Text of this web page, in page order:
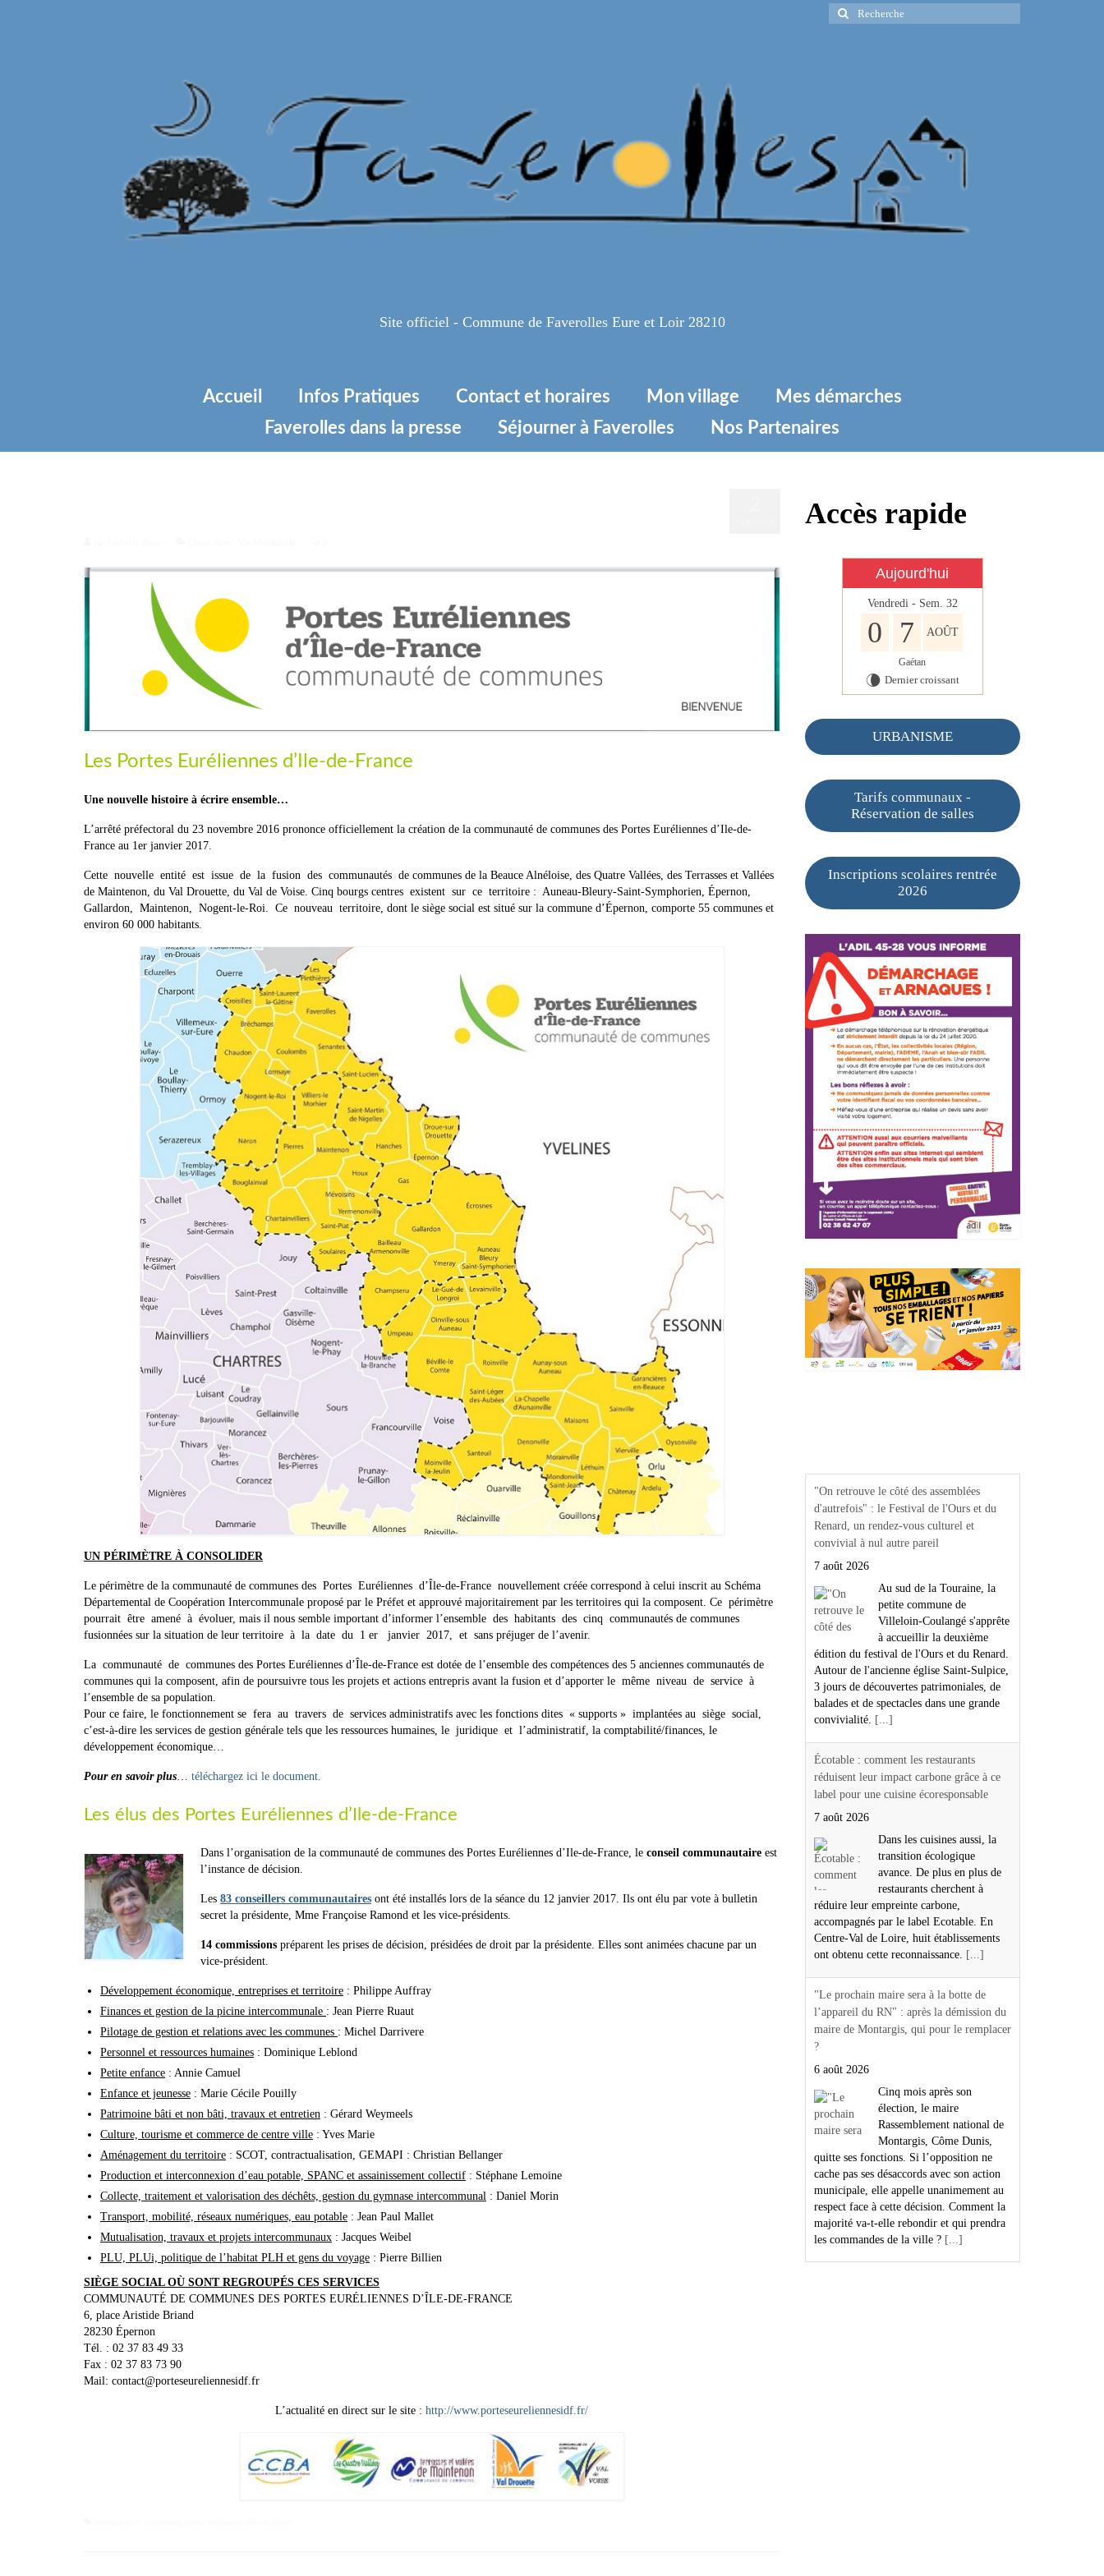
Rechercher
:
Site officiel - Commune de Faverolles Eure et Loir 28210
Accueil Infos Pratiques Contact et horaires Mon village
Mes démarches
Faverolles dans la presse
Séjourner à Faverolles Nos Partenaires
Les Portes Euréliennes d’Ile-de-France
Une nouvelle histoire à écrire ensemble…
L’arrêté préfectoral du 23 novembre 2016 prononce officiellement la création de la communauté de communes des Portes Euréliennes d’Ile-de-
France au 1er janvier 2017.
Cette nouvelle entité est issue de la fusion des communautés de communes de la Beauce Alnéloise, des Quatre Vallées, des Terrasses et Vallées
de Maintenon, du Val Drouette, du Val de Voise. Cinq bourgs centres existent sur ce territoire : Auneau-Bleury-Saint-Symphorien, Épernon,
Gallardon, Maintenon, Nogent-le-Roi. Ce nouveau territoire, dont le siège social est situé sur la commune d’Épernon, comporte 55 communes et
environ 60 000 habitants.
UN PÉRIMÈTRE À CONSOLIDER
Le périmètre de la communauté de communes des Portes Euréliennes d’Île-de-France nouvellement créée correspond à celui inscrit au Schéma
Départemental de Coopération Intercommunale proposé par le Préfet et approuvé majoritairement par les territoires qui la composent. Ce périmètre
pourrait être amené à évoluer, mais il nous semble important d’informer l’ensemble des habitants des cinq communautés de communes
fusionnées sur la situation de leur territoire à la date du 1 er janvier 2017, et sans préjuger de l’avenir.
La communauté de communes des Portes Euréliennes d’Île-de-France est dotée de l’ensemble des compétences des 5 anciennes communautés de
communes qui la composent, afin de poursuivre tous les projets et actions entrepris avant la fusion et d’apporter le même niveau de service à
l’ensemble de sa population.
Pour ce faire, le fonctionnement se fera au travers de services administratifs avec les fonctions dites « supports » implantées au siège social,
c’est-à-dire les services de gestion générale tels que les ressources humaines, le juridique et l’administratif, la comptabilité/finances, le
développement économique…
Pour en savoir plus… téléchargez ici le document.
Les élus des Portes Euréliennes d’Ile-de-France
Dans l’organisation de la communauté de communes des Portes Euréliennes d’Ile-de-France, le conseil communautaire est
l’instance de décision.
Les 83 conseillers communautaires ont été installés lors de la séance du 12 janvier 2017. Ils ont élu par vote à bulletin
secret la présidente, Mme Françoise Ramond et les vice-présidents.
14 commissions préparent les prises de décision, présidées de droit par la présidente. Elles sont animées chacune par un
vice-président.
Développement économique, entreprises et territoire : Philippe Auffray
Finances et gestion de la picine intercommunale : Jean Pierre Ruaut
Pilotage de gestion et relations avec les communes : Michel Darrivere
Personnel et ressources humaines : Dominique Leblond
Petite enfance : Annie Camuel
Enfance et jeunesse : Marie Cécile Pouilly
Patrimoine bâti et non bâti, travaux et entretien : Gérard Weymeels
Culture, tourisme et commerce de centre ville : Yves Marie
Aménagement du territoire : SCOT, contractualisation, GEMAPI : Christian Bellanger
Production et interconnexion d’eau potable, SPANC et assainissement collectif : Stéphane Lemoine
Collecte, traitement et valorisation des déchêts, gestion du gymnase intercommunal : Daniel Morin
Transport, mobilité, réseaux numériques, eau potable : Jean Paul Mallet
Mutualisation, travaux et projets intercommunaux : Jacques Weibel
PLU, PLUi, politique de l’habitat PLH et gens du voyage : Pierre Billien
SIÈGE SOCIAL OÙ SONT REGROUPÉS CES SERVICES
COMMUNAUTÉ DE COMMUNES DES PORTES EURÉLIENNES D’ÎLE-DE-FRANCE
6, place Aristide Briand
28230 Épernon
Tél. : 02 37 83 49 33
Fax : 02 37 83 73 90
Mail: contact@porteseureliennesidf.fr
L’actualité en direct sur le site :http://www.porteseureliennesidf.fr/
Accès rapide
Aujourd'hui
Vendredi - Sem. 32
0 7 AOÛT
Gaétan
V Dernier croissant
URBANISME
Tarifs communaux -
Réservation de salles
Inscriptions scolaires rentrée
2026
"On retrouve le côté des assemblées
d'autrefois" : le Festival de l'Ours et du
Renard, un rendez-vous culturel et
convivial à nul autre pareil
7 août 2026
Au sud de la Touraine, la
petite commune de
Villeloin-Coulangé s'apprête
à accueillir la deuxième
édition du festival de l'Ours et du Renard.
Autour de l'ancienne église Saint-Sulpice,
3 jours de découvertes patrimoniales, de
balades et de spectacles dans une grande
convivialité.
[...]
Écotable : comment les restaurants
réduisent leur impact carbone grâce à ce
label pour une cuisine écoresponsable
7 août 2026
Dans les cuisines aussi, la
transition écologique
avance. De plus en plus de
restaurants cherchent à
réduire leur empreinte carbone,
accompagnés par le label Ecotable. En
Centre-Val de Loire, huit établissements
ont obtenu cette reconnaissance.
[...]
"Le prochain maire sera à la botte de
l’appareil du RN" : après la démission du
maire de Montargis, qui pour le remplacer
?
6 août 2026
Cinq mois après son
élection, le maire
Rassemblement national de
Montargis, Côme Dunis,
quitte ses fonctions. Si l’opposition ne
cache pas ses désaccords avec son action
municipale, elle appelle unanimement au
respect face à cette décision. Comment la
majorité va-t-elle rebondir et qui prendra
les commandes de la ville ? [...]